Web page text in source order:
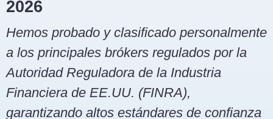
2026
Hemos probado y clasificado personalmente
a los principales brókers regulados por la
Autoridad Reguladora de la Industria
Financiera de EE.UU. (FINRA),
garantizando altos estándares de confianza